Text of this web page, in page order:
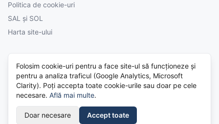
Politica de cookie-uri
SAL și SOL
Harta site-ului
© 2026 Cumparatura.ro. Platformă independentă — vezi
Termenii și
condițiile . Toate drepturile rezervate.
Folosim cookie-uri pentru a face site-ul să funcționeze și
pentru a analiza traficul (Google Analytics, Microsoft
Clarity). Poți accepta toate cookie-urile sau doar pe cele
necesare. Află mai multe.
Doar necesare Accept toate